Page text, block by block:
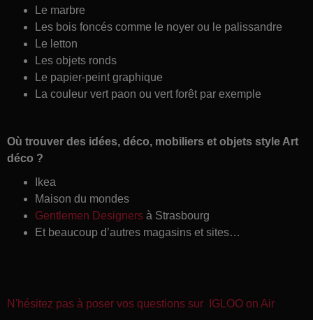
Le marbre
Les bois foncés comme le noyer ou le palissandre
Le letton
Les objets ronds
Le papier-peint graphique
La couleur vert paon ou vert forêt par exemple
Où trouver des idées, déco, mobiliers et objets style Art
déco ?
Ikea
Maison du mondes
Gentlemen Designers à Strasbourg
Et beaucoup d’autres magasins et sites…
N'hésitez pas à poser vos questions sur IGLOO on Air